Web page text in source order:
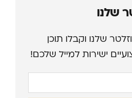
שלנו
שלנו וקבלו תוכן
ישירות למייל שלכם!